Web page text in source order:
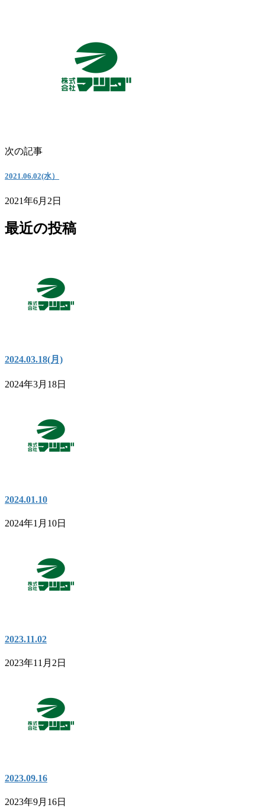
次の記事
2021.06.02(水）
2021年6月2日
最近の投稿
2024.03.18(月)
2024年3月18日
2024.01.10
2024年1月10日
2023.11.02
2023年11月2日
2023.09.16
2023年9月16日